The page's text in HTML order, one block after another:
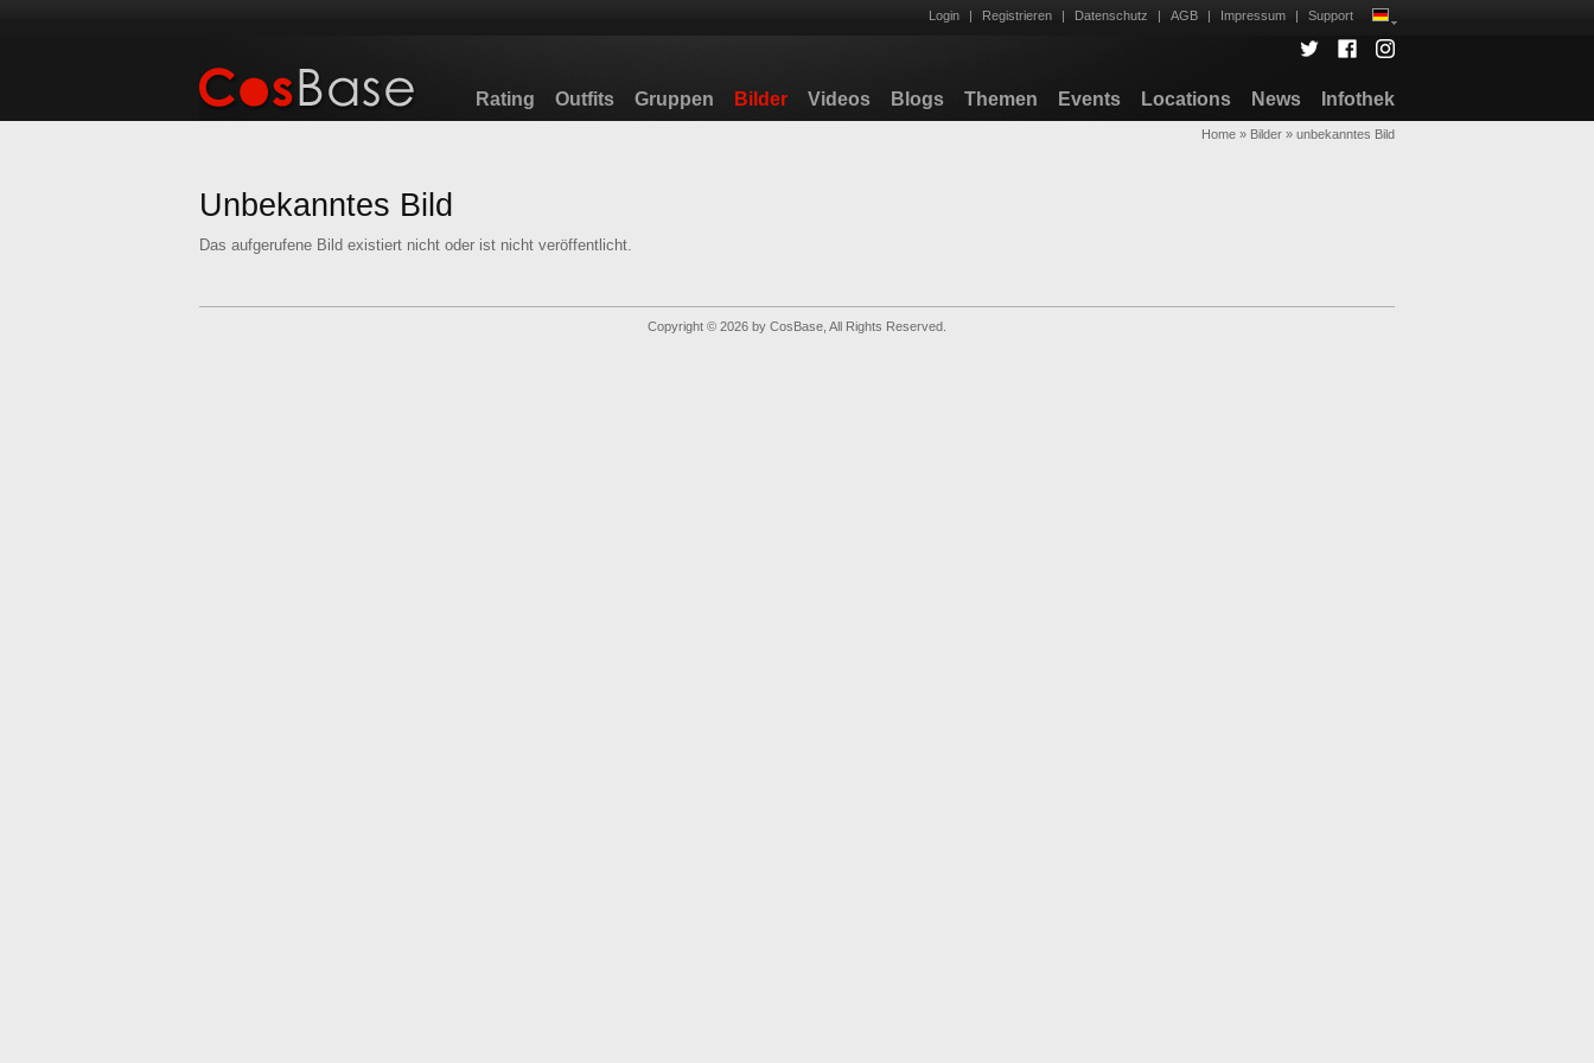
Login | Registrieren | Datenschutz | AGB | Impressum | Support
Rating Outfits Gruppen Bilder Videos Blogs Themen Events Locations News Infothek
Home » Bilder » unbekanntes Bild
Unbekanntes Bild
Das aufgerufene Bild existiert nicht oder ist nicht veröffentlicht.
Copyright © 2026 by CosBase, All Rights Reserved.